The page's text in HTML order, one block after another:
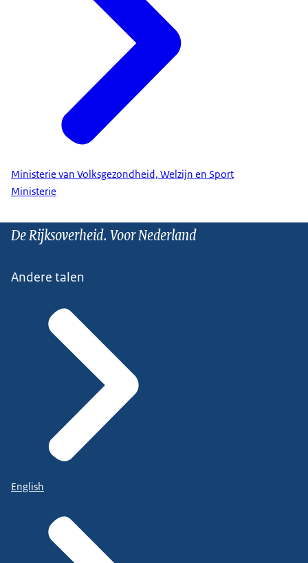
Ministerie van Volksgezondheid, Welzijn en Sport
Ministerie
De Rijksoverheid. Voor Nederland
Andere talen
English